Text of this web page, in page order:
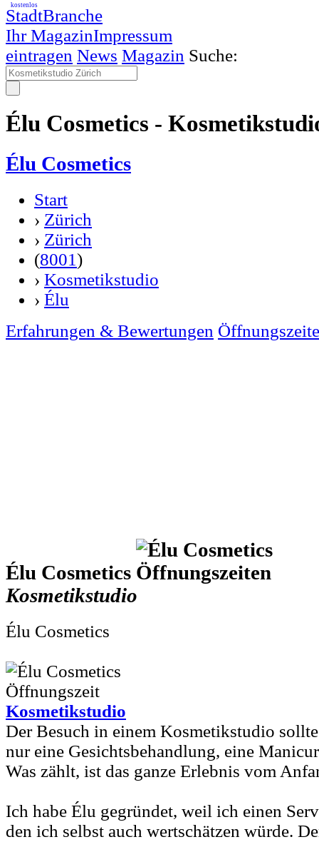
StadtBranche
Ihr MagazinImpressum
kostenlos
eintragen News Magazin Suche:
Élu Cosmetics -
Élu Cosmetics
Start
› Zürich
› Zürich
(8001)
› Kosmetikstudio
› Élu
Erfahrungen & Bewertungen
Élu Cosmetics
Kosmetikstudio
Élu Cosmetics
Kosmetikstudio
Der Besuch in einem Kosmetikstudio
nur eine Gesichtsbehandlung, eine
Was zählt, ist das ganze Erlebnis vom
Ich habe Élu gegründet, weil ich einen
den ich selbst auch wertschätzen würde.